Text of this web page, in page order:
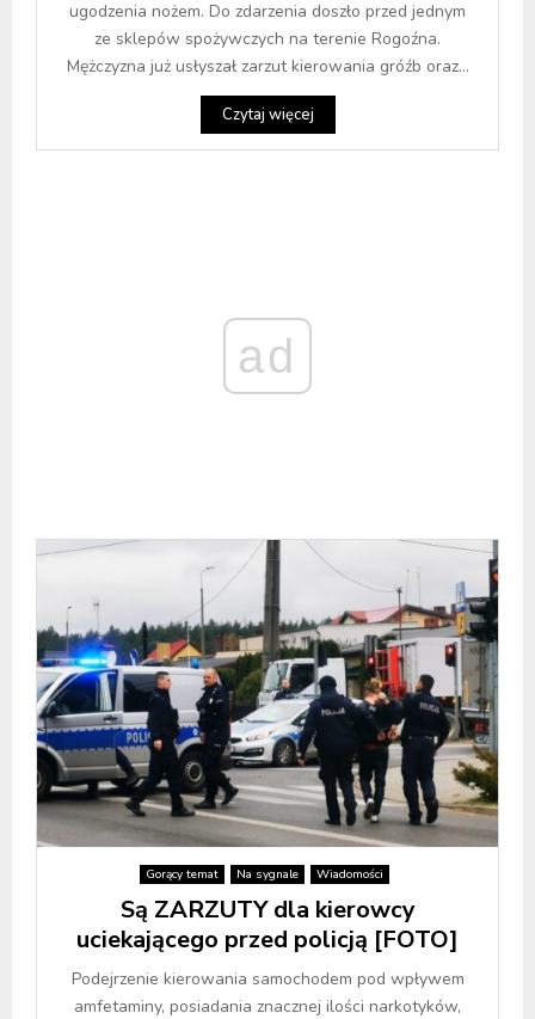
ugodzenia nożem. Do zdarzenia doszło przed jednym
ze sklepów spożywczych na terenie Rogoźna.
Mężczyzna już usłyszał zarzut kierowania gróźb oraz...
Czytaj więcej
ad
Gorący temat Na sygnale Wiadomości
Są ZARZUTY dla kierowcy
uciekającego przed policją [FOTO]
Podejrzenie kierowania samochodem pod wpływem
amfetaminy, posiadania znacznej ilości narkotyków,